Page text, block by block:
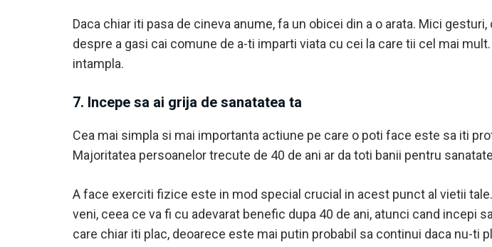
Daca chiar iti pasa de cineva anume, fa un obicei din a o arata. Mici
despre a gasi cai comune de a-ti imparti viata cu cei la care tii cel mai
intampla.
7. Incepe sa ai grija de sanatatea ta
Cea mai simpla si mai importanta actiune pe care o poti face este sa iti
Majoritatea persoanelor trecute de 40 de ani ar da toti banii pentru
A face exerciti fizice este in mod special crucial in acest punct al vietii
veni, ceea ce va fi cu adevarat benefic dupa 40 de ani, atunci cand incepi
care chiar iti plac, deoarece este mai putin probabil sa continui daca nu-ti